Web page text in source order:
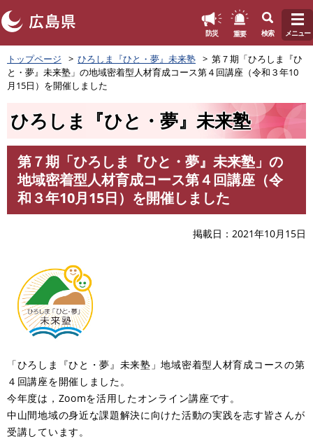
ペ
ー
ジ
の
防災 重要 検索 メニュー
トップページ ひろしま『ひと・夢』未来塾
第７期「ひろしま『ひ
と・夢』未来塾」の地域密着型人材育成コース第４回講座（令和３年10
月15日）を開催しました
ひろしま『ひと・夢』未来塾
第７期「ひろしま『ひと・夢』未来塾」の
地域密着型人材育成コース第４回講座（令
和３年10月15日）を開催しました
掲載日 2021年10月15日
「ひろしま『ひと・夢』未来塾」地域密着型人材育成コースの第
４回講座を開催しました。
今年度は，Zoomを活用したオンライン講座です。
中山間地域の身近な課題解決に向けた活動の実践を志す皆さんが
受講しています。